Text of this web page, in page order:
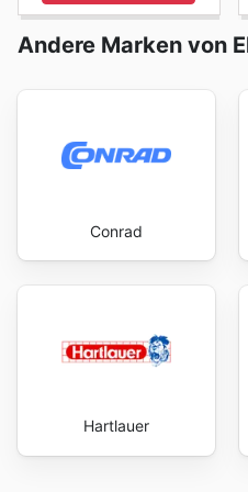
Andere Marken von
Conrad
Hartlauer